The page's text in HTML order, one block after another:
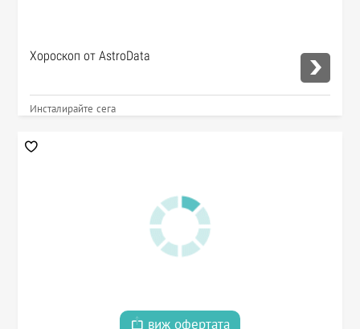
Хороскоп от AstroData
Инсталирайте сега
виж офертата